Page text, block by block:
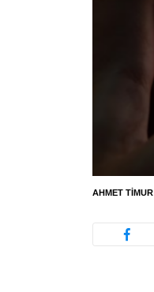
AHMET TIMUR